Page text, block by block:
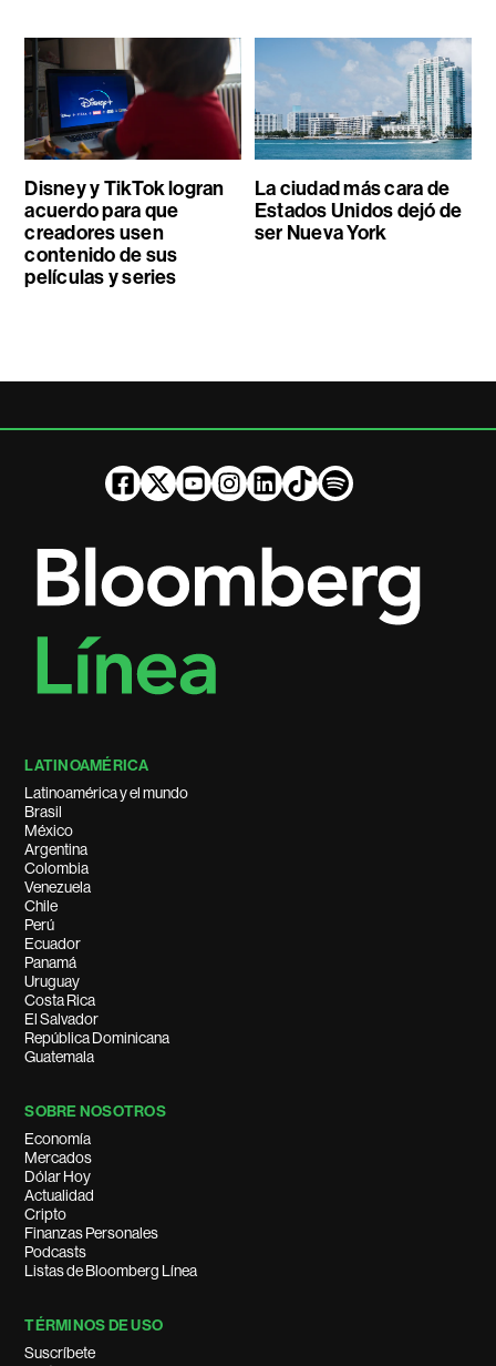
Disney y TikTok logran
acuerdo para que
creadores usen
contenido de sus
películas y series
La ciudad más cara de
Estados Unidos dejó de
ser Nueva York
LATINOAMÉRICA
Latinoamérica y el mundo
Brasil
México
Argentina
Colombia
Venezuela
Chile
Perú
Ecuador
Panamá
Uruguay
Costa Rica
El Salvador
República Dominicana
Guatemala
SOBRE NOSOTROS
Economía
Mercados
Dólar Hoy
Actualidad
Cripto
Finanzas Personales
Podcasts
Listas de Bloomberg Línea
TÉRMINOS DE USO
Suscríbete